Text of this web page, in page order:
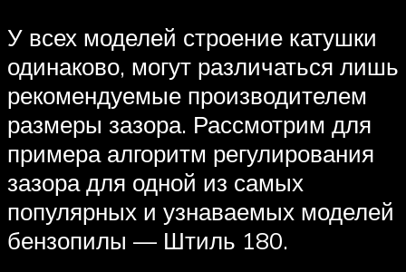
У всех моделей строение катушки
одинаково, могут различаться лишь
рекомендуемые производителем
размеры зазора. Рассмотрим для
примера алгоритм регулирования
зазора для одной из самых
популярных и узнаваемых моделей
бензопилы — Штиль 180.